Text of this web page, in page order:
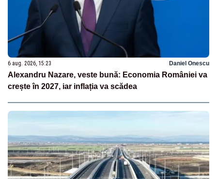
6 aug. 2026, 15:23 Daniel Onescu
Alexandru Nazare, veste bună: Economia României va
crește în 2027, iar inflația va scădea